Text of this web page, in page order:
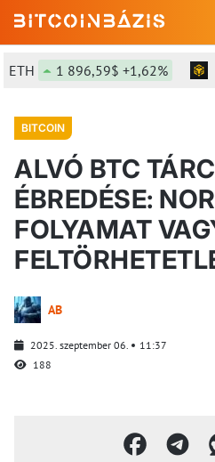
1 896,59$ +1,62%
BITCOIN
ALVÓ BTC
ÉBREDÉSE:
FOLYAMAT
AB
2025. szeptember 06.
11:37
188